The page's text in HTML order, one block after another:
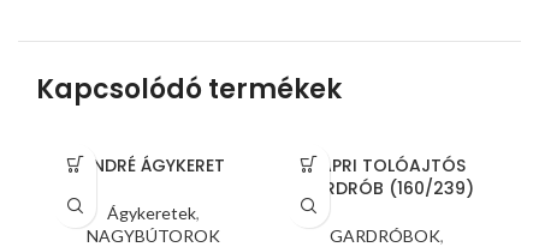
Kapcsolódó termékek
ANDRÉ ÁGYKERET
Ágykeretek,
NAGYBÚTOROK
CAPRI TOLÓAJTÓS
GARDRÓB (160/239)
GARDRÓBOK,